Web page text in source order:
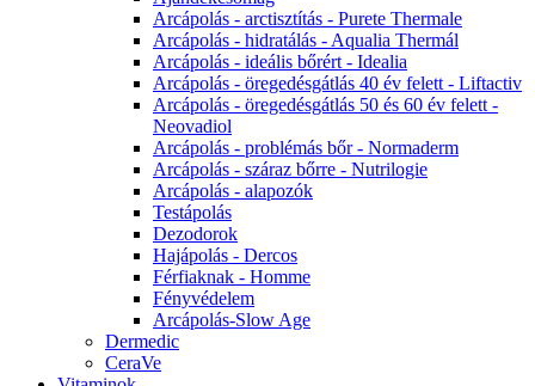
Arcápolás - arctisztítás - Purete Thermale
Arcápolás - hidratálás - Aqualia Thermál
Arcápolás - ideális bőrért - Idealia
Arcápolás - öregedésgátlás 40 év felett - Liftactiv
Arcápolás - öregedésgátlás 50 és 60 év felett -
Neovadiol
Arcápolás - problémás bőr - Normaderm
Arcápolás - száraz bőrre - Nutrilogie
Arcápolás - alapozók
Testápolás
Dezodorok
Hajápolás - Dercos
Férfiaknak - Homme
Fényvédelem
Arcápolás-Slow Age
Dermedic
CeraVe